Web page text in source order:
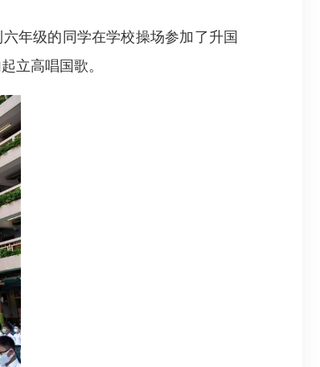
年级的同学在学校操场参加了升国
立高唱国歌。